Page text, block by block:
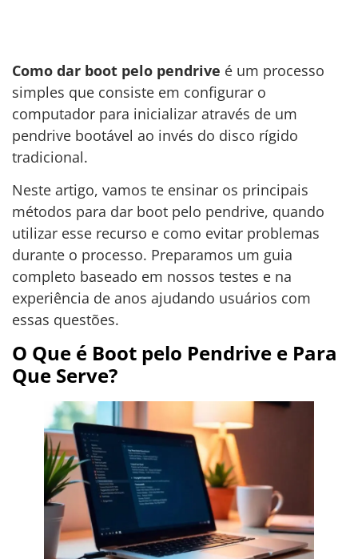
Como dar boot pelo pendrive é um processo
simples que consiste em configurar o
computador para inicializar através de um
pendrive bootável ao invés do disco rígido
tradicional.
Neste artigo, vamos te ensinar os principais
métodos para dar boot pelo pendrive, quando
utilizar esse recurso e como evitar problemas
durante o processo. Preparamos um guia
completo baseado em nossos testes e na
experiência de anos ajudando usuários com
essas questões.
O Que é Boot pelo Pendrive e Para
Que Serve?